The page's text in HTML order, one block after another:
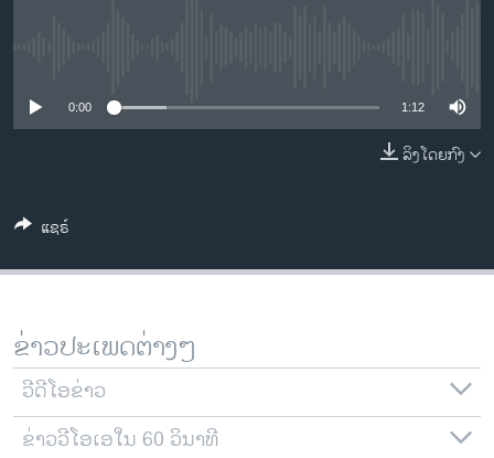
ຊີວິດຊາວລາວ
ທຸລະກິດ
ພາສາອັງກິດ
ສຽງ
ລາຍການກະຈາຍສຽງ
ລາຍງານ
ຕິດຕາມພວກເຮົາ ທີ່
0:00 1:12
ລິງໂດຍກົງ
ແຊຣ໌
ຂ່າວປະເພດຕ່າງໆ
ວີດີໂອຂ່າວ
ຂ່າວວີໂອເອໃນ 60 ວິນາທີ